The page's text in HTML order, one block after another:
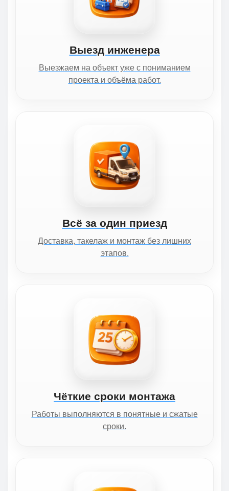
Выезд инженера
Выезжаем на объект уже с пониманием
проекта и объёма работ.
Всё за один приезд
Доставка, такелаж и монтаж без лишних
этапов.
Чёткие сроки монтажа
Работы выполняются в понятные и сжатые
сроки.